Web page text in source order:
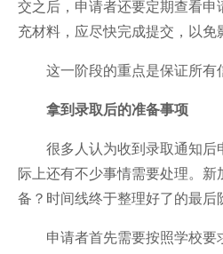
交之后，申请者还要定期查看申
充材料，应尽快完成提交，以免
这一阶段的重点是保证所有
拿到录取后的准备事项
很多人认为收到录取通知后
际上还有不少事情需要处理。
备？时间线终于整理好了的最后
申请者首先需要按照学校要